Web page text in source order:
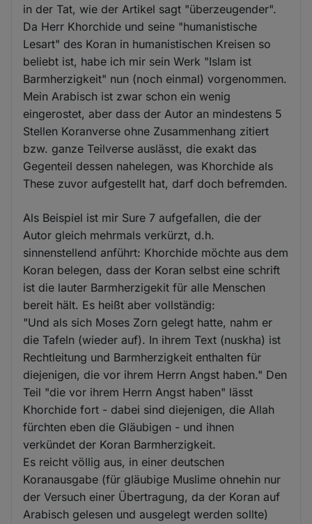
in der Tat, wie der Artikel sagt "überzeugender".
Da Herr Khorchide und seine "humanistische
Lesart" des Koran in humanistischen Kreisen so
beliebt ist, habe ich mir sein Werk "Islam ist
Barmherzigkeit" nun (noch einmal) vorgenommen.
Mein Arabisch ist zwar schon ein wenig
eingerostet, aber dass der Autor an mindestens 5
Stellen Koranverse ohne Zusammenhang zitiert
bzw. ganze Teilverse auslässt, die exakt das
Gegenteil dessen nahelegen, was Khorchide als
These zuvor aufgestellt hat, darf doch befremden.
Als Beispiel ist mir Sure 7 aufgefallen, die der
Autor gleich mehrmals verkürzt, d.h.
sinnenstellend anführt: Khorchide möchte aus dem
Koran belegen, dass der Koran selbst eine schrift
ist die lauter Barmherzigekit für alle Menschen
bereit hält. Es heißt aber vollständig:
"Und als sich Moses Zorn gelegt hatte, nahm er
die Tafeln (wieder auf). In ihrem Text (nuskha) ist
Rechtleitung und Barmherzigkeit enthalten für
diejenigen, die vor ihrem Herrn Angst haben." Den
Teil "die vor ihrem Herrn Angst haben" lässt
Khorchide fort - dabei sind diejenigen, die Allah
fürchten eben die Gläubigen - und ihnen
verkündet der Koran Barmherzigkeit.
Es reicht völlig aus, in einer deutschen
Koranausgabe (für gläubige Muslime ohnehin nur
der Versuch einer Übertragung, da der Koran auf
Arabisch gelesen und ausgelegt werden sollte)